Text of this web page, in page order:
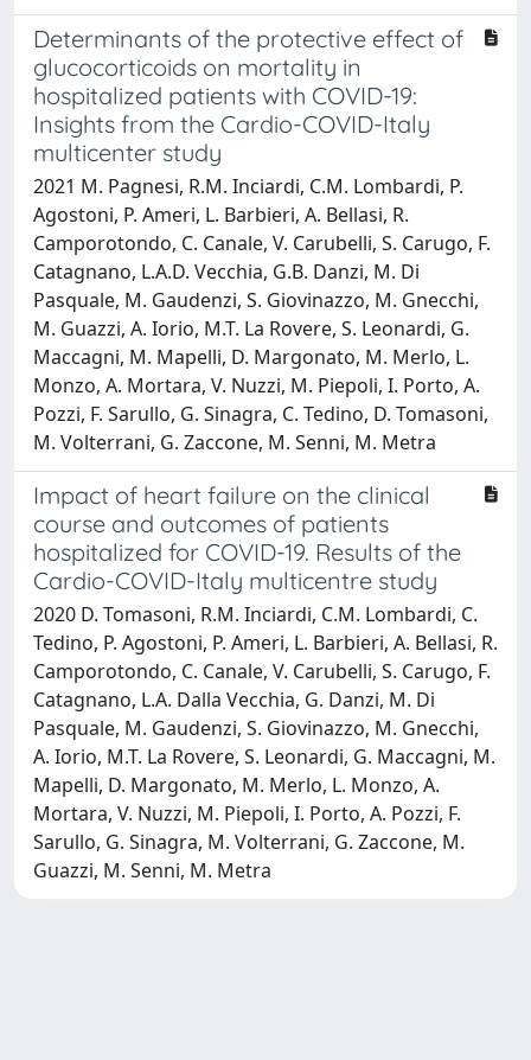
Determinants of the protective effect of
glucocorticoids on mortality in
hospitalized patients with COVID-19:
Insights from the Cardio-COVID-Italy
multicenter study
2021 M. Pagnesi, R.M. Inciardi, C.M. Lombardi, P.
Agostoni, P. Ameri, L. Barbieri, A. Bellasi, R.
Camporotondo, C. Canale, V. Carubelli, S. Carugo, F.
Catagnano, L.A.D. Vecchia, G.B. Danzi, M. Di
Pasquale, M. Gaudenzi, S. Giovinazzo, M. Gnecchi,
M. Guazzi, A. Iorio, M.T. La Rovere, S. Leonardi, G.
Maccagni, M. Mapelli, D. Margonato, M. Merlo, L.
Monzo, A. Mortara, V. Nuzzi, M. Piepoli, I. Porto, A.
Pozzi, F. Sarullo, G. Sinagra, C. Tedino, D. Tomasoni,
M. Volterrani, G. Zaccone, M. Senni, M. Metra
Impact of heart failure on the clinical
course and outcomes of patients
hospitalized for COVID-19. Results of the
Cardio-COVID-Italy multicentre study
2020 D. Tomasoni, R.M. Inciardi, C.M. Lombardi, C.
Tedino, P. Agostoni, P. Ameri, L. Barbieri, A. Bellasi, R.
Camporotondo, C. Canale, V. Carubelli, S. Carugo, F.
Catagnano, L.A. Dalla Vecchia, G. Danzi, M. Di
Pasquale, M. Gaudenzi, S. Giovinazzo, M. Gnecchi,
A. Iorio, M.T. La Rovere, S. Leonardi, G. Maccagni, M.
Mapelli, D. Margonato, M. Merlo, L. Monzo, A.
Mortara, V. Nuzzi, M. Piepoli, I. Porto, A. Pozzi, F.
Sarullo, G. Sinagra, M. Volterrani, G. Zaccone, M.
Guazzi, M. Senni, M. Metra